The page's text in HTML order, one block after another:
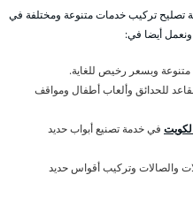
تركيب خدمات متنوعة ومختلفة في
ونعمل أيضا في:
وبسعر رخيص للغاية.
للحدائق وألعاب أطفال ومواقف
في خدمة تصنيع أبواب حديد
والصالات وتركيب أقواس حديد